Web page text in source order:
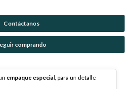
Contáctanos
comprando
empaque especial , para un detalle